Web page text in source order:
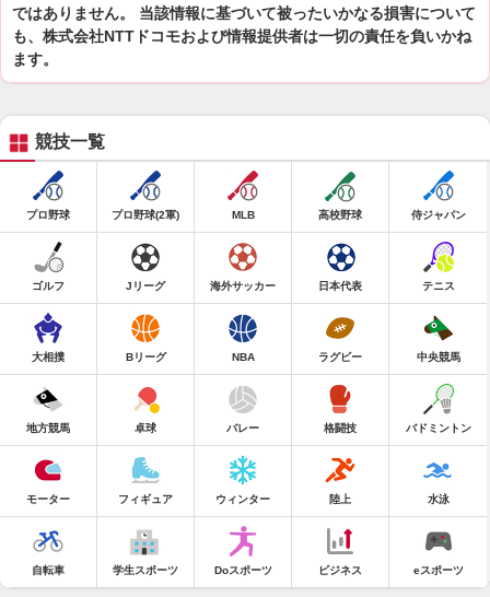
ではありません。 当該情報に基づいて被ったいかなる損害について
も、株式会社NTTドコモおよび情報提供者は一切の責任を負いかね
ます。
競技一覧
プロ野球 プロ野球(2軍) MLB 高校野球 侍ジャパン
ゴルフ Jリーグ 海外サッカー 日本代表 テニス
大相撲 Bリーグ NBA ラグビー 中央競馬
地方競馬 卓球 バレー 格闘技 バドミントン
モーター フィギュア ウィンター 陸上 水泳
自転車 学生スポーツ Doスポーツ ビジネス eスポーツ